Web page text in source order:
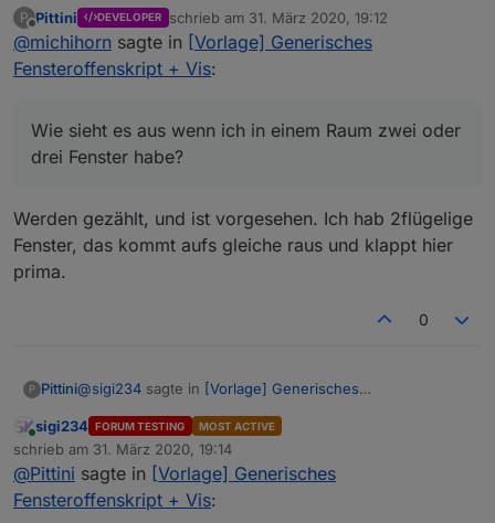
Michael
P
Offline
Pittini DEVELOPER schrieb am 31. März 2020, 19:12
zuletzt editiert von
@michihorn sagte in [Vorlage] Generisches
Fensteroffenskript + Vis:
Wie sieht es aus wenn ich in einem Raum zwei oder
drei Fenster habe?
Werden gezählt, und ist vorgesehen. Ich hab 2flügelige
Fenster, das kommt aufs gleiche raus und klappt hier
prima.
0
P Pittini@sigi234 sagte in [Vorlage] Generisches
Kannst noch die Benachrichtigung für Mail
hinzufügen?
Gerne, wenn Du mir sagst welche Infos in welcher Form
benötigt werden, ich hab und nutze das nicht, da bin ich
Online
sigi234 FORUM TESTING MOST ACTIVE
schrieb am 31. März 2020, 19:14
zuletzt editiert von
@Pittini sagte in [Vorlage] Generisches
Fensteroffenskript + Vis: